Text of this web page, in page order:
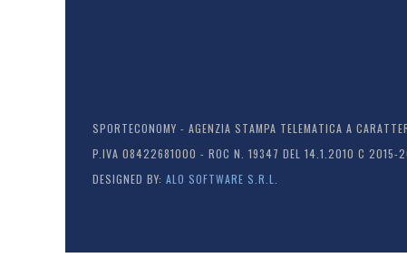
SPORTECONOMY - AGENZIA STAMPA TELEMATICA A
P.IVA 08422681000 - ROC N. 19347 DEL 14.1.2010 C 2015-
DESIGNED BY: ALO SOFTWARE S.R.L.